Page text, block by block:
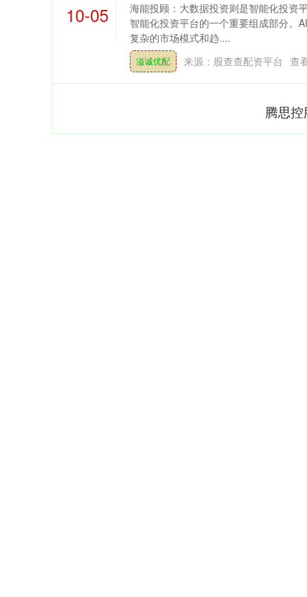
10-05
海能投顾：大数据投资则是智能化投资
智能化投资平台的一个重要组成部分。
复杂的市场模式和趋....
溢诚优配 来源：股查查配资平台 查
腾思